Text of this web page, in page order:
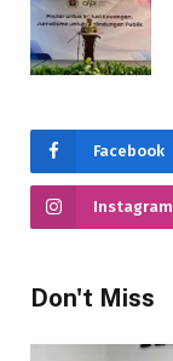
Facebook
Instagram
Don't Miss